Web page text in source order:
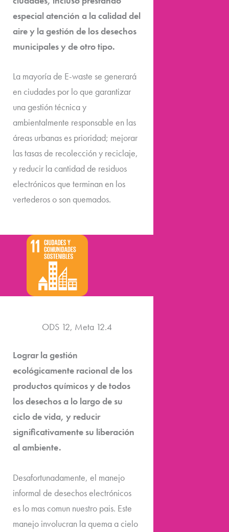
especial atención a la calidad del
aire y la gestión de los desechos
municipales y de otro tipo.
La mayoría de E-waste se generará
en ciudades por lo que garantizar
una gestión técnica y
ambientalmente responsable en las
áreas urbanas es prioridad; mejorar
las tasas de recolección y reciclaje,
y reducir la cantidad de residuos
electrónicos que terminan en los
vertederos o son quemados.
ODS 12, Meta 12.4
Lograr la gestión
ecológicamente racional de los
productos químicos y de todos
los desechos a lo largo de su
ciclo de vida, y reducir
significativamente su liberación
al ambiente.
Desafortunadamente, el manejo
informal de desechos electrónicos
es lo mas comun nuestro pais. Este
manejo involucran la quema a cielo